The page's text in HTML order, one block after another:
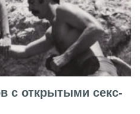
с открытыми секс-